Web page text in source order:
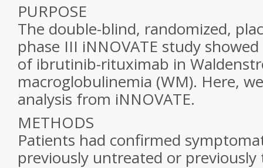
PURPOSE
The double-blind, randomized,
phase III iNNOVATE study
of ibrutinib-rituximab in
macroglobulinemia (WM). Here,
analysis from iNNOVATE.
METHODS
Patients had confirmed
previously untreated or